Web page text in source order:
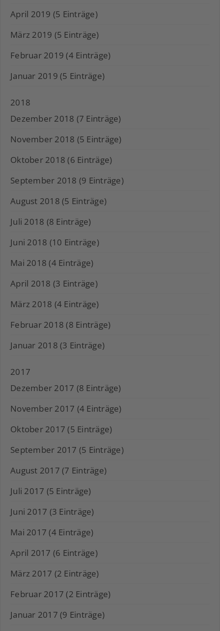
April 2019 (5 Einträge)
März 2019 (5 Einträge)
Februar 2019 (4 Einträge)
Januar 2019 (5 Einträge)
2018
Dezember 2018 (7 Einträge)
November 2018 (5 Einträge)
Oktober 2018 (6 Einträge)
September 2018 (9 Einträge)
August 2018 (5 Einträge)
Juli 2018 (8 Einträge)
Juni 2018 (10 Einträge)
Mai 2018 (4 Einträge)
April 2018 (3 Einträge)
März 2018 (4 Einträge)
Februar 2018 (8 Einträge)
Januar 2018 (3 Einträge)
2017
Dezember 2017 (8 Einträge)
November 2017 (4 Einträge)
Oktober 2017 (5 Einträge)
September 2017 (5 Einträge)
August 2017 (7 Einträge)
Juli 2017 (5 Einträge)
Juni 2017 (3 Einträge)
Mai 2017 (4 Einträge)
April 2017 (6 Einträge)
März 2017 (2 Einträge)
Februar 2017 (2 Einträge)
Januar 2017 (9 Einträge)